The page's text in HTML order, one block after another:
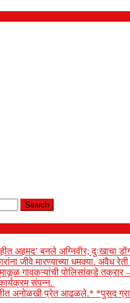
अहमद’ बनले अग्निवीर; दुःखाचा
जीवे मारण्याच्या धमक्या. अवैध
गावकऱ्यांची पोलिसांकडे
संपन्न.
अनोळखी प्रेत आढळले.* *पुसद